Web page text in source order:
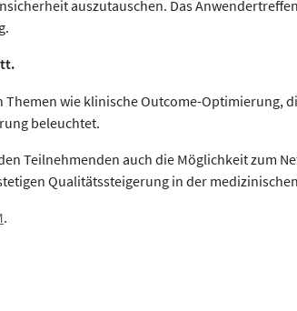
auszutauschen. Das
wie klinische Outcome-Optimierung,
beleuchtet.
Teilnehmenden auch die Möglichkeit zum
Qualitätssteigerung in der
.